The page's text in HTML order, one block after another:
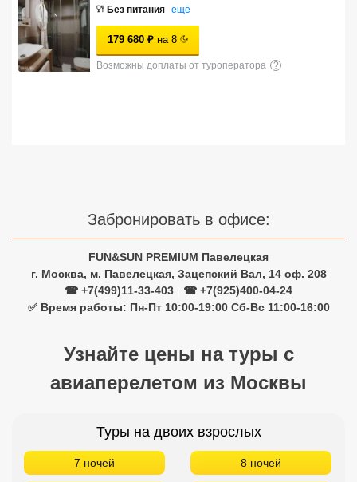
Без питания ещё
179 680 ₽ на 8
Возможны доплаты от туроператора ?
Забронировать в офисе:
FUN&SUN PREMIUM Павелецкая
г. Москва, м. Павелецкая, Зацепский Вал, 14 оф. 208
☎ +7(499)11-33-403
☎ +7(925)400-04-24
✅ Время работы: Пн-Пт 10:00-19:00 Сб-Вс 11:00-16:00
Узнайте цены на туры с
авиаперелетом из Москвы
Туры на двоих взрослых
7 ночей 8 ночей
Сетевые отели Турции
Сетевые отели Египта
Сетевые отели Мальдив
Сетевые отели Бали
Сетевые отели Маврикия